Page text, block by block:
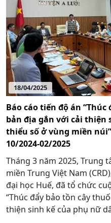
18/04/2025
Báo cáo tiến độ án
bản địa gắn với cải thiện
thiểu số ở vùng miền
10/2024-02/2025
Tháng 3 năm 2025, Trung
miền Trung Việt Nam
đại học Huế, đã tổ chức
“Thúc đẩy bảo tồn cây
thiện sinh kế của phụ nữ